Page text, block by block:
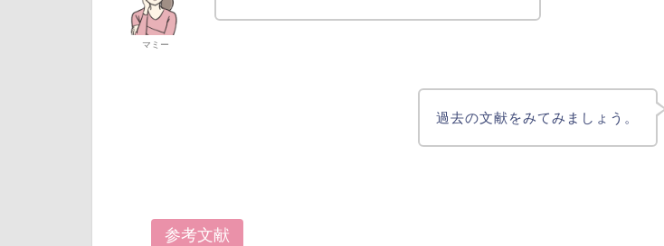
マミー
過去の文献をみてみましょう。
参考文献